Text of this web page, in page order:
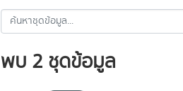
พบ 2 ชุดข้อมูล